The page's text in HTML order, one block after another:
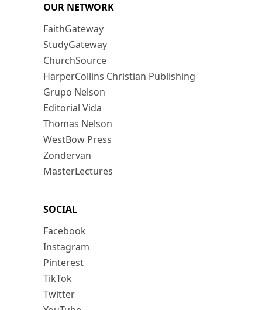
OUR NETWORK
FaithGateway
StudyGateway
ChurchSource
HarperCollins Christian Publishing
Grupo Nelson
Editorial Vida
Thomas Nelson
WestBow Press
Zondervan
MasterLectures
SOCIAL
Facebook
Instagram
Pinterest
TikTok
Twitter